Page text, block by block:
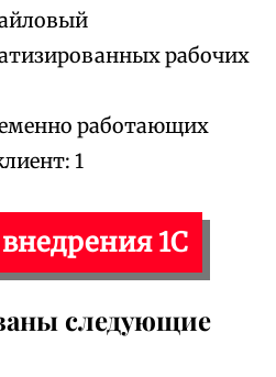
рабочих
работающих
1
внедрения 1С
следующие